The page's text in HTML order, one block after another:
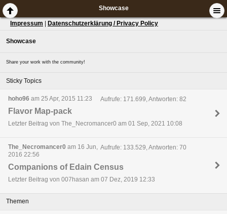
Showcase
Impressum Datenschutzerklärung / Privacy Policy
Showcase
Share your work with the community!
Sticky Topics
hoho96 am 25 Apr, 2015 11:23 Aufrufe: 171.699, Antworten: 82
Flavor Map-pack
Letzter Beitrag von The_Necromancer0 am 01 Sep, 2021 10:08
The_Necromancer0 am 16 Jun,
2016 22:56
Aufrufe: 133.529, Antworten: 70
Companions of Edain Census
Letzter Beitrag von 007hasan am 07 Dez, 2019 12:33
Themen